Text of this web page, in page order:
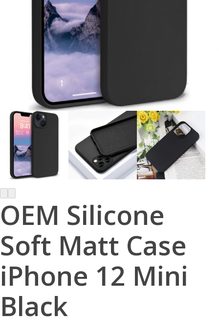
OEM Silicone
Soft Matt Case
iPhone 12 Mini
Black